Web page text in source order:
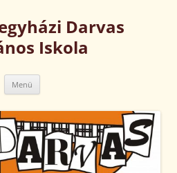
Darvas
Iskola
Menü